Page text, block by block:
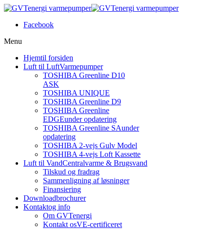
Facebook
Menu
Hjemtil forsiden
Luft til LuftVarmepumper
TOSHIBA Greenline D10
ASK
TOSHIBA UNIQUE
TOSHIBA Greenline D9
TOSHIBA Greenline
EDGEunder opdatering
TOSHIBA Greenline SAunder
opdatering
TOSHIBA 2-vejs Gulv Model
TOSHIBA 4-vejs Loft Kassette
Luft til VandCentralvarme & Brugsvand
Tilskud og fradrag
Sammenligning af løsninger
Finansiering
Downloadbrochurer
Kontaktog info
Om GVTenergi
Kontakt osVE-certificeret